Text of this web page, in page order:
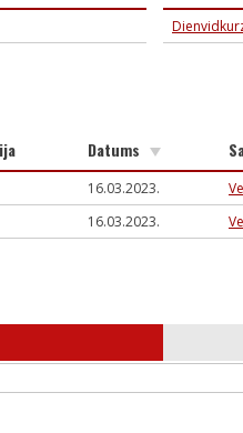
Datums
16.03.2023.
16.03.2023.